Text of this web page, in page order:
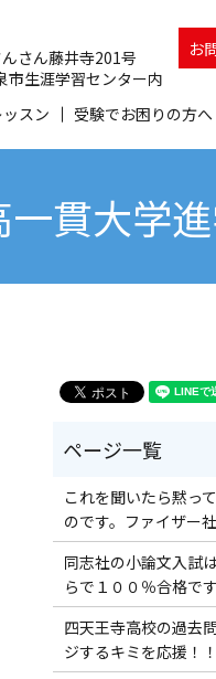
スン 受験でお困りの方へ
さん藤井寺201号
生涯学習センター内
お
貫大学
これを聞いたら黙っ
のです。ファイザー社
同志社の小論文入試
らで１００％合格で
四天王寺高校の過去
ジするキミを応援！！